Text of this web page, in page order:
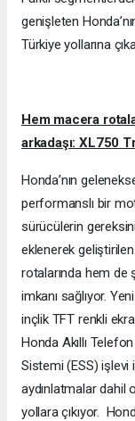
genişleten
Türkiye yollarına
Hem macera
arkadaşı: XL750
Honda’nın
performanslı bir
sürücülerin
eklenerek
rotalarında hem de
imkanı sağlıyor.
inçlik TFT renkli
Honda Akıllı
Sistemi (ESS) işlevi
aydınlatmalar dahil
yollara çıkıyor.